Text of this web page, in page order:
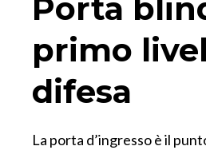
Porta
primo
difesa
La porta d’ingresso è il